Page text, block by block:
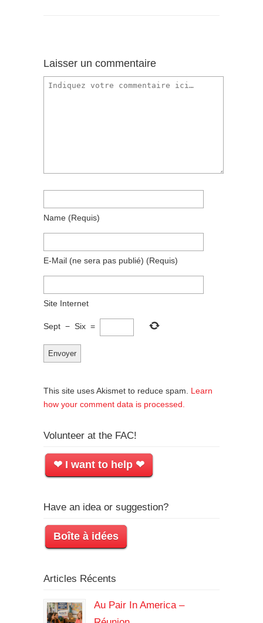
Laisser un commentaire
Name (requis)
E-Mail (ne sera pas publié) (requis)
Site Internet
Sept − Six =
This site uses Akismet to reduce spam. Learn
how your comment data is processed.
Volunteer at the FAC!
❤ I want to help ❤
Have an idea or suggestion?
Boîte à idées
Articles Récents
Au Pair In America –